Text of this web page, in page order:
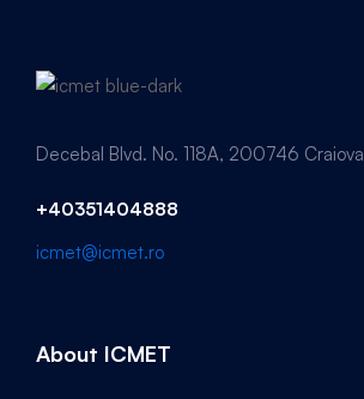
Decebal Blvd. No. 118A, 200746 Craiova
+40351404888
icmet@icmet.ro
About ICMET